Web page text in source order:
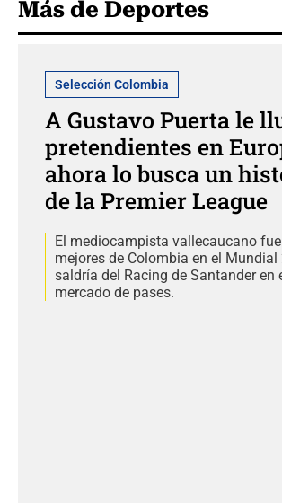
Más de Deportes
Selección Colombia
A Gustavo Puerta le
pretendientes en
ahora lo busca un
de la Premier League
El mediocampista vallecaucano
mejores de Colombia en el Mundial
saldría del Racing de Santander en
mercado de pases.